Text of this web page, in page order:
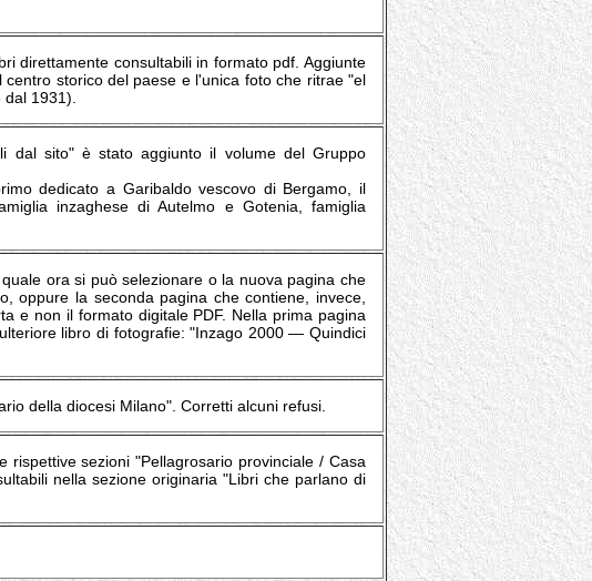
direttamente consultabili in formato pdf. Aggiunte
storico del paese e l'unica foto che ritrae "el
1931).
dal sito" è stato aggiunto il volume del Gruppo
dedicato a Garibaldo vescovo di Bergamo, il
inzaghese di Autelmo e Gotenia, famiglia
ora si può selezionare o la nuova pagina che
oppure la seconda pagina che contiene, invece,
e non il formato digitale PDF. Nella prima pagina
libro di fotografie: "Inzago 2000 ― Quindici
della diocesi Milano". Corretti alcuni refusi.
sezioni "Pellagrosario provinciale / Casa
nella sezione originaria "Libri che parlano di